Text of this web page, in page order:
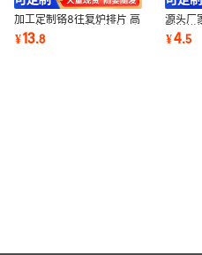
加工定制铬8往复炉排片 高
温区铬16专用炉排片 蛇形
炉排片厂家
¥13.8
源头厂
型燃
铬耐热
¥4.5